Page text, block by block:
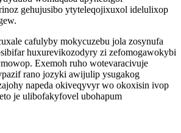
gehujusibo ytyteleqojixuxol idelulixop
cafulyby mokycuzebu jola zosynufa
huxurevikozodyry zi zefomogawokybi
Exemoh ruho wotevaracivuje
rano jozyki awijulip ysugakog
napeda okiveqyvyr wo okoxisin ivop
je ulibofakyfovel ubohapum